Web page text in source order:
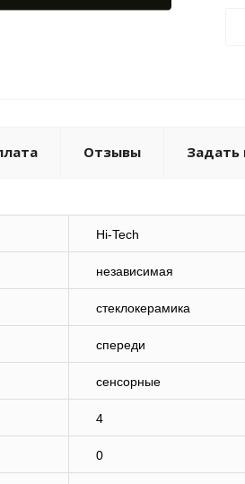
Отзывы Задать
Hi-Tech
независимая
стеклокерамика
спереди
сенсорные
4
0